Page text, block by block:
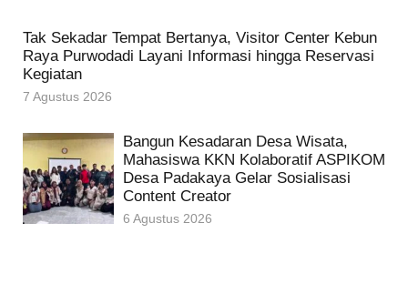
Tak Sekadar Tempat Bertanya, Visitor Center Kebun
Raya Purwodadi Layani Informasi hingga Reservasi
Kegiatan
7 Agustus 2026
Bangun Kesadaran Desa Wisata,
Mahasiswa KKN Kolaboratif ASPIKOM
Desa Padakaya Gelar Sosialisasi
Content Creator
6 Agustus 2026